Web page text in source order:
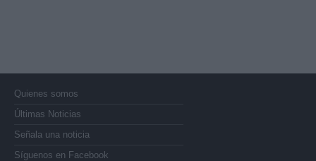
Quienes somos
Últimas Noticias
Señala una noticia
Síguenos en Facebook